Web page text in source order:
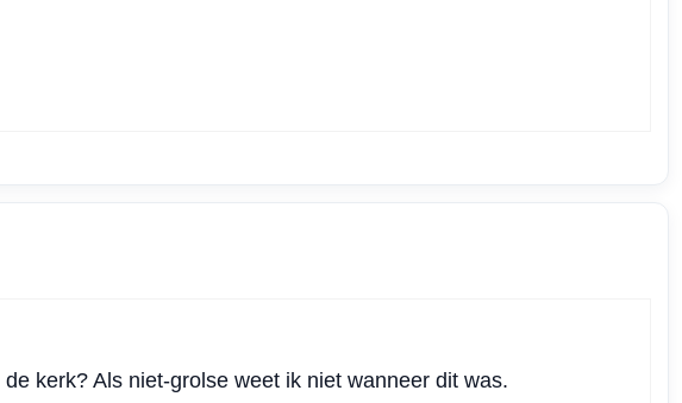
kerk? Als niet-grolse weet ik niet wanneer dit was.